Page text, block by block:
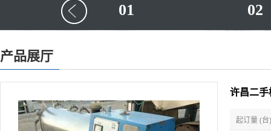
01 02
产品展厅
许昌二手
起订量 (台)